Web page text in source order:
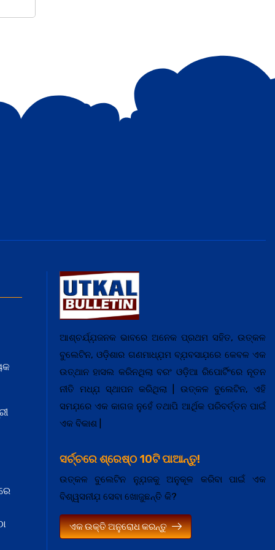
ଆଶ୍ଚର୍ଯ୍ଯ଼ଜନକ ଭାବରେ ଅନେକ ପ୍ରଥମ ସହିତ, ଉତ୍କଳ
ବୁଲେଟିନ, ଓଡ଼ିଶାର ଗଣମାଧ୍ଯ଼ମ ବ୍ଯ଼ବସାଯ଼ରେ କେବଳ ଏକ
ଉତ୍ଥାନ ହାସଲ କରିନଥିଲା ବରଂ ଓଡ଼ିଆ ରିପୋର୍ଟିଂରେ ନୂତନ
ନୀତି ମଧ୍ଯ଼ ସ୍ଥାପନ କରିଥିଲା | ଉତ୍କଳ ବୁଲେଟିନ, ଏହି
ସମଯ଼ରେ ଏକ କାଗଜ ନୁହେଁ ତଥାପି ଆର୍ଥିକ ପରିବର୍ତ୍ତନ ପାଇଁ
ଏକ ବିକାଶ |
ସର୍ଚ୍ଚରେ ଶ୍ରେଷ୍ଠ 10ଟି ପାଆନ୍ତୁ!
ଉତ୍କଳ ବୁଲେଟିନ ନ୍ଯ଼ୁଜକୁ ଅନୁକୂଳ କରିବା ପାଇଁ ଏକ
ବିଶ୍ୱସନୀଯ଼ ସେବା ଖୋଜୁଛନ୍ତି କି?
ଏକ ଉକ୍ତି ଅନୁରୋଧ କରନ୍ତୁ